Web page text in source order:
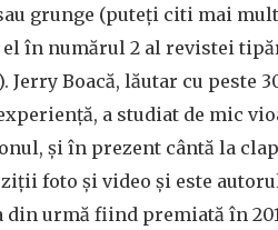
grunge (puteți citi mai
el în numărul 2 al revistei
Jerry Boacă, lăutar cu peste
a studiat de mic
și în prezent cântă la
foto și video și este
din urmă fiind premiată în